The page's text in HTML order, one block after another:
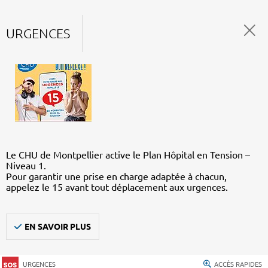
URGENCES
Le CHU de Montpellier active le Plan Hôpital en Tension –
Niveau 1.
Pour garantir une prise en charge adaptée à chacun,
appelez le 15 avant tout déplacement aux urgences.
EN SAVOIR PLUS
URGENCES ACCÈS RAPIDES